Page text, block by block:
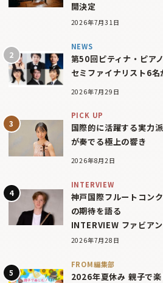
開決定
2026年7月31日
NEWS
第50回ピティナ・ピア
セミファイナリスト6名
2026年7月29日
PICK UP
国際的に活躍する実力
が奏でる極上の響き
2026年8月2日
INTERVIEW
神戸国際フルートコン
の期待を語る
INTERVIEW ファビア
2026年7月28日
FROM編集部
2026年夏休み 親子で